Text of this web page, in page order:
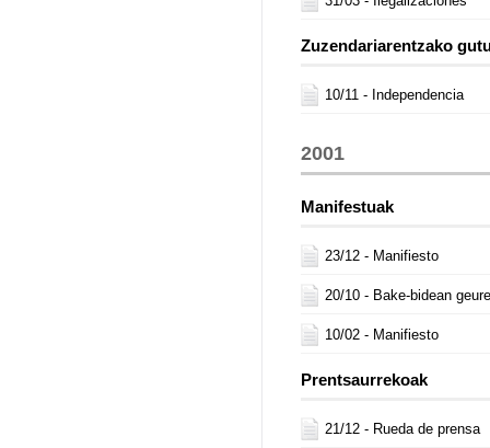
Zuzendariarentzako
10/11 - Independencia
2001
Manifestuak
23/12 - Manifiesto
20/10 - Bake-bidean
10/02 - Manifiesto
Prentsaurrekoak
21/12 - Rueda de prensa